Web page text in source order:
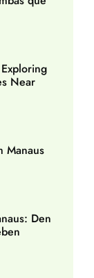
Near
Manaus
Den